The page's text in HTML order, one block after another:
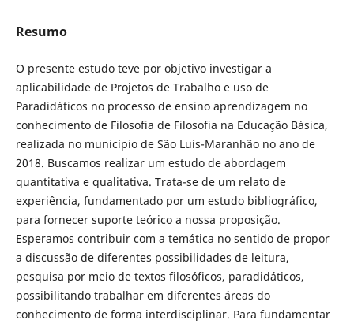
Resumo
O presente estudo teve por objetivo investigar a
aplicabilidade de Projetos de Trabalho e uso de
Paradidáticos no processo de ensino aprendizagem no
conhecimento de Filosofia de Filosofia na Educação Básica,
realizada no município de São Luís-Maranhão no ano de
2018. Buscamos realizar um estudo de abordagem
quantitativa e qualitativa. Trata-se de um relato de
experiência, fundamentado por um estudo bibliográfico,
para fornecer suporte teórico a nossa proposição.
Esperamos contribuir com a temática no sentido de propor
a discussão de diferentes possibilidades de leitura,
pesquisa por meio de textos filosóficos, paradidáticos,
possibilitando trabalhar em diferentes áreas do
conhecimento de forma interdisciplinar. Para fundamentar